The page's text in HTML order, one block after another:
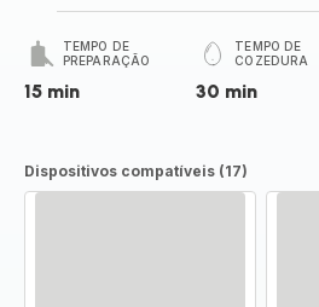
TEMPO DE
PREPARAÇÃO
15 min
TEMPO DE
COZEDURA
30 min
Dispositivos compatíveis (17)